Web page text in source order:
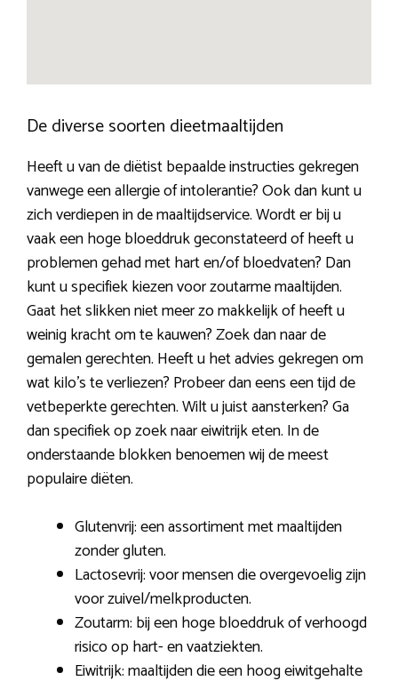
De diverse soorten dieetmaaltijden
Heeft u van de diëtist bepaalde instructies gekregen
vanwege een allergie of intolerantie? Ook dan kunt u
zich verdiepen in de maaltijdservice. Wordt er bij u
vaak een hoge bloeddruk geconstateerd of heeft u
problemen gehad met hart en/of bloedvaten? Dan
kunt u specifiek kiezen voor zoutarme maaltijden.
Gaat het slikken niet meer zo makkelijk of heeft u
weinig kracht om te kauwen? Zoek dan naar de
gemalen gerechten. Heeft u het advies gekregen om
wat kilo’s te verliezen? Probeer dan eens een tijd de
vetbeperkte gerechten. Wilt u juist aansterken? Ga
dan specifiek op zoek naar eiwitrijk eten. In de
onderstaande blokken benoemen wij de meest
populaire diëten.
Glutenvrij: een assortiment met maaltijden
zonder gluten.
Lactosevrij: voor mensen die overgevoelig zijn
voor zuivel/melkproducten.
Zoutarm: bij een hoge bloeddruk of verhoogd
risico op hart- en vaatziekten.
Eiwitrijk: maaltijden die een hoog eiwitgehalte